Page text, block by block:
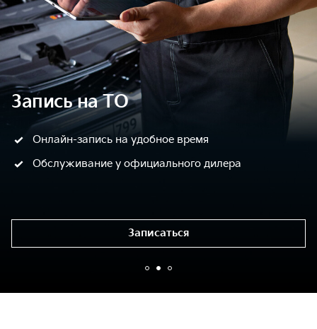
Запись на ТО
Онлайн-запись на удобное время
Обслуживание у официального дилера
Записаться